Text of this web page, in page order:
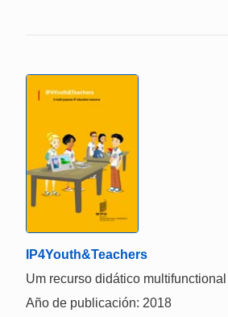
IP4Youth&Teachers
Um recurso didático multifunctional
Año de publicación: 2018